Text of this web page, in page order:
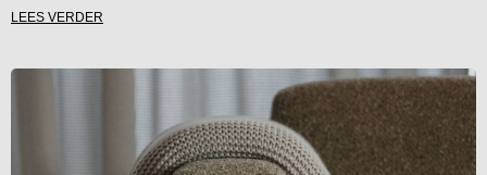
LEES VERDER